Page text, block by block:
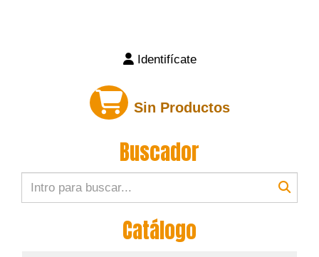
Identifícate
Sin Productos
Buscador
Catálogo